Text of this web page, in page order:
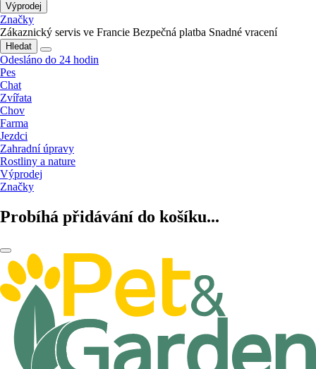
Výprodej
Značky
Zákaznický servis ve Francie Bezpečná platba Snadné vracení
Hledat
Odesláno do 24 hodin
Pes
Chat
Zvířata
Chov
Farma
Jezdci
Zahradní úpravy
Rostliny a nature
Výprodej
Značky
Probíhá přidávání do košíku...